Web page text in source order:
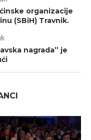
organizacije
(SBiH) Travnik.
nagrada” je